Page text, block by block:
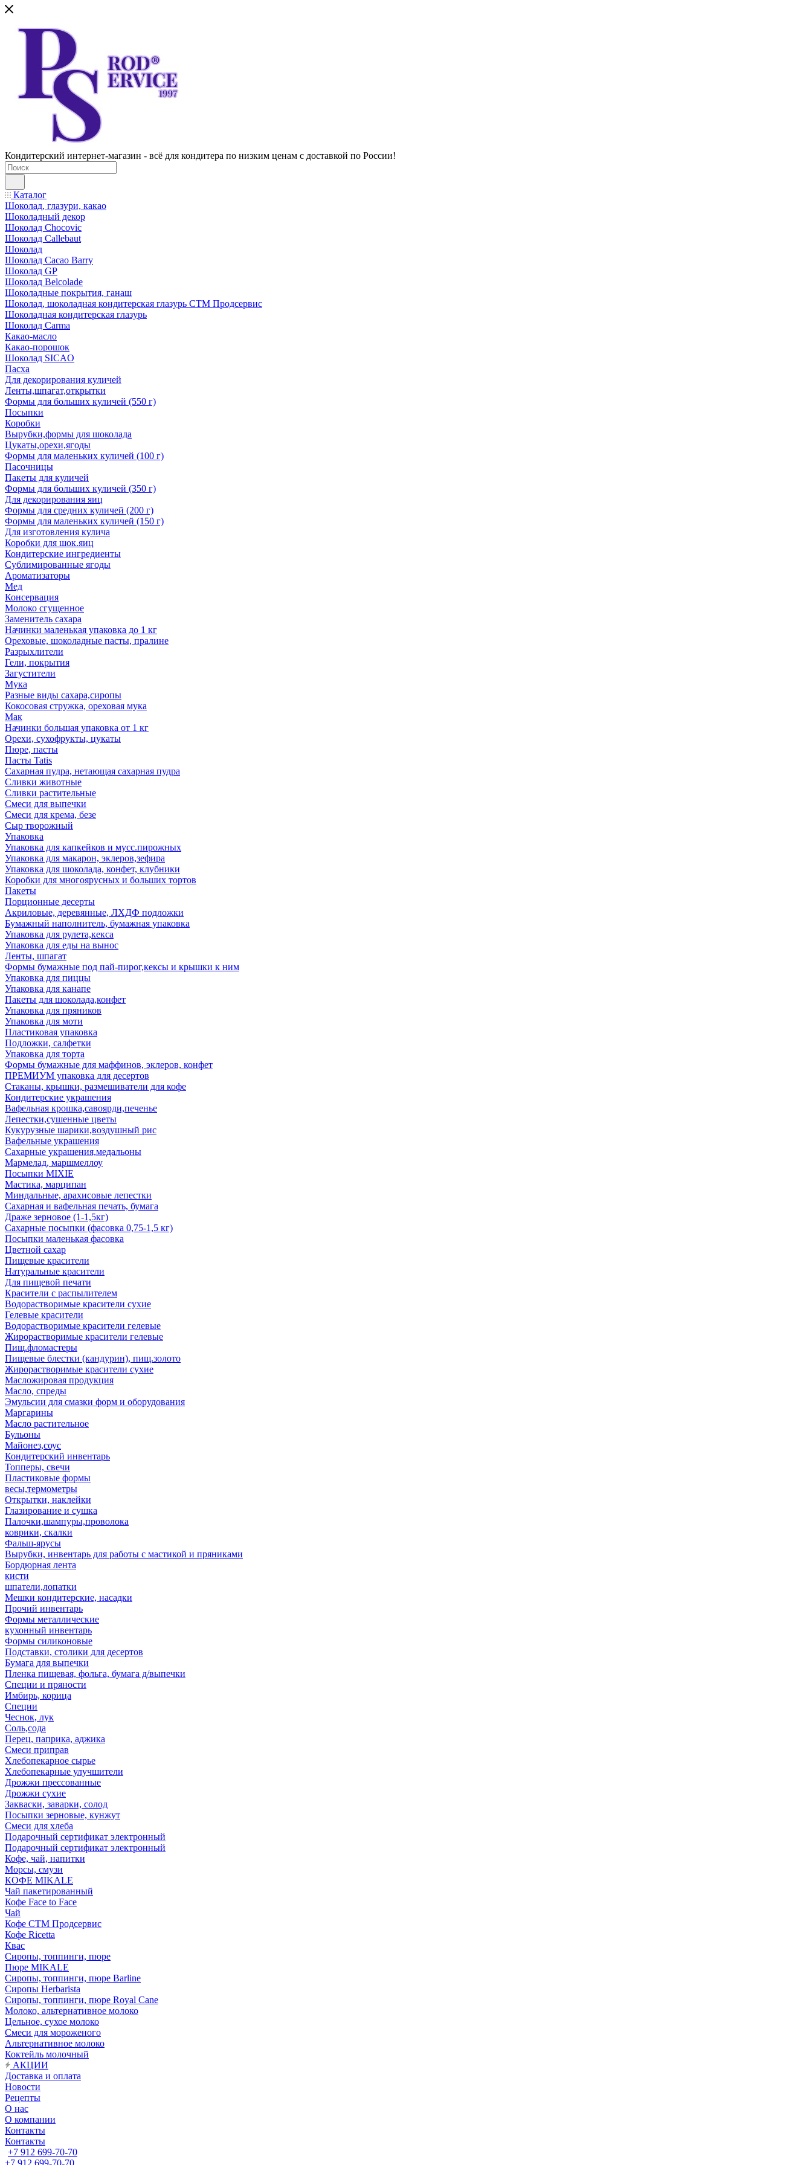
Кондитерский интернет-магазин - всё для кондитера по низким ценам с доставкой по России!
Каталог
Шоколад, глазури, какао
Шоколадный декор
Шоколад Chocovic
Шоколад Callebaut
Шоколад
Шоколад Cacao Barry
Шоколад GP
Шоколад Belcolade
Шоколадные покрытия, ганаш
Шоколад, шоколадная кондитерская глазурь СТМ Продсервис
Шоколадная кондитерская глазурь
Шоколад Carma
Какао-масло
Какао-порошок
Шоколад SICAO
Пасха
Для декорирования куличей
Ленты,шпагат,открытки
Формы для больших куличей (550 г)
Посыпки
Коробки
Вырубки,формы для шоколада
Цукаты,орехи,ягоды
Формы для маленьких куличей (100 г)
Пасочницы
Пакеты для куличей
Формы для больших куличей (350 г)
Для декорирования яиц
Формы для средних куличей (200 г)
Формы для маленьких куличей (150 г)
Для изготовления кулича
Коробки для шок.яиц
Кондитерские ингредиенты
Сублимированные ягоды
Ароматизаторы
Мед
Консервация
Молоко сгущенное
Заменитель сахара
Начинки маленькая упаковка до 1 кг
Ореховые, шоколадные пасты, пралине
Разрыхлители
Гели, покрытия
Загустители
Мука
Разные виды сахара,сиропы
Кокосовая стружка, ореховая мука
Мак
Начинки большая упаковка от 1 кг
Орехи, сухофрукты, цукаты
Пюре, пасты
Пасты Tatis
Сахарная пудра, нетающая сахарная пудра
Сливки животные
Сливки растительные
Смеси для выпечки
Смеси для крема, безе
Сыр творожный
Упаковка
Упаковка для капкейков и мусс.пирожных
Упаковка для макарон, эклеров,зефира
Упаковка для шоколада, конфет, клубники
Коробки для многоярусных и больших тортов
Пакеты
Порционные десерты
Акриловые, деревянные, ЛХДФ подложки
Бумажный наполнитель, бумажная упаковка
Упаковка для рулета,кекса
Упаковка для еды на вынос
Ленты, шпагат
Формы бумажные под пай-пирог,кексы и крышки к ним
Упаковка для пиццы
Упаковка для канапе
Пакеты для шоколада,конфет
Упаковка для пряников
Упаковка для моти
Пластиковая упаковка
Подложки, салфетки
Упаковка для торта
Формы бумажные для маффинов, эклеров, конфет
ПРЕМИУМ упаковка для десертов
Стаканы, крышки, размешиватели для кофе
Кондитерские украшения
Вафельная крошка,савоярди,печенье
Лепестки,сушенные цветы
Кукурузные шарики,воздушный рис
Вафельные украшения
Сахарные украшения,медальоны
Мармелад, маршмеллоу
Посыпки MIXIE
Мастика, марципан
Миндальные, арахисовые лепестки
Сахарная и вафельная печать, бумага
Драже зерновое (1-1,5кг)
Сахарные посыпки (фасовка 0,75-1,5 кг)
Посыпки маленькая фасовка
Цветной сахар
Пищевые красители
Натуральные красители
Для пищевой печати
Красители с распылителем
Водорастворимые красители сухие
Гелевые красители
Водорастворимые красители гелевые
Жирорастворимые красители гелевые
Пищ.фломастеры
Пищевые блестки (кандурин), пищ.золото
Жирорастворимые красители сухие
Масложировая продукция
Масло, спреды
Эмульсии для смазки форм и оборудования
Маргарины
Масло растительное
Бульоны
Майонез,соус
Кондитерский инвентарь
Топперы, свечи
Пластиковые формы
весы,термометры
Открытки, наклейки
Глазирование и сушка
Палочки,шампуры,проволока
коврики, скалки
Фальш-ярусы
Вырубки, инвентарь для работы с мастикой и пряниками
Бордюрная лента
кисти
шпатели,лопатки
Мешки кондитерские, насадки
Прочий инвентарь
Формы металлические
кухонный инвентарь
Формы силиконовые
Подставки, столики для десертов
Бумага для выпечки
Пленка пищевая, фольга, бумага д/выпечки
Специи и пряности
Имбирь, корица
Специи
Чеснок, лук
Соль,сода
Перец, паприка, аджика
Смеси приправ
Хлебопекарное сырье
Хлебопекарные улучшители
Дрожжи прессованные
Дрожжи сухие
Закваски, заварки, солод
Посыпки зерновые, кунжут
Смеси для хлеба
Подарочный сертификат электронный
Подарочный сертификат электронный
Кофе, чай, напитки
Морсы, смузи
КОФЕ MIKALE
Чай пакетированный
Кофе Face to Face
Чай
Кофе СТМ Продсервис
Кофе Ricetta
Квас
Сиропы, топпинги, пюре
Пюре MIKALE
Сиропы, топпинги, пюре Barline
Сиропы Herbarista
Сиропы, топпинги, пюре Royal Cane
Молоко, альтернативное молоко
Цельное, сухое молоко
Смеси для мороженого
Альтернативное молоко
Коктейль молочный
АКЦИИ
Доставка и оплата
Новости
Рецепты
О нас
О компании
Контакты
Контакты
+7 912 699-70-70
+7 912 699-70-70